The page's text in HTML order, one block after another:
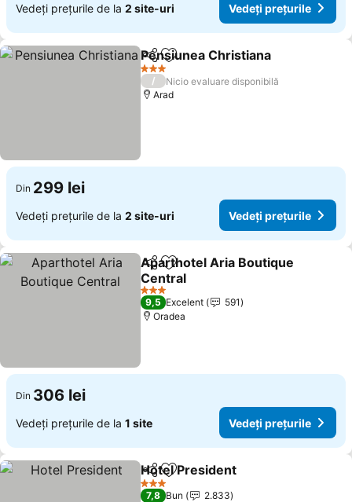
Vedeți prețurile de la 2 site-uri Vedeți prețurile
DistribuițiAdăugaţi la favorite
Pensiunea Christiana
3 Stele
/
Nicio evaluare disponibilă
Arad
Din 299 lei
Vedeți prețurile de la 2 site-uri Vedeți prețurile
DistribuițiAdăugaţi la favorite
Aparthotel Aria Boutique
Central
3 Stele
9,5 Excelent
591
Oradea
Din 306 lei
Vedeți prețurile de la 1 site Vedeți prețurile
DistribuițiAdăugaţi la favorite
Hotel President
3 Stele
7,8 Bun
2.833